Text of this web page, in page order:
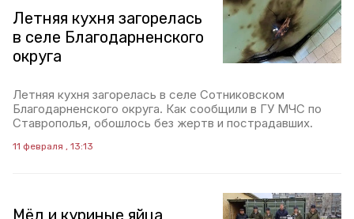
Летняя кухня загорелась
в селе Благодарненского
округа
Летняя кухня загорелась в селе Сотниковском
Благодарненского округа. Как сообщили в ГУ МЧС по
Ставрополья, обошлось без жертв и пострадавших.
11 февраля , 13:13